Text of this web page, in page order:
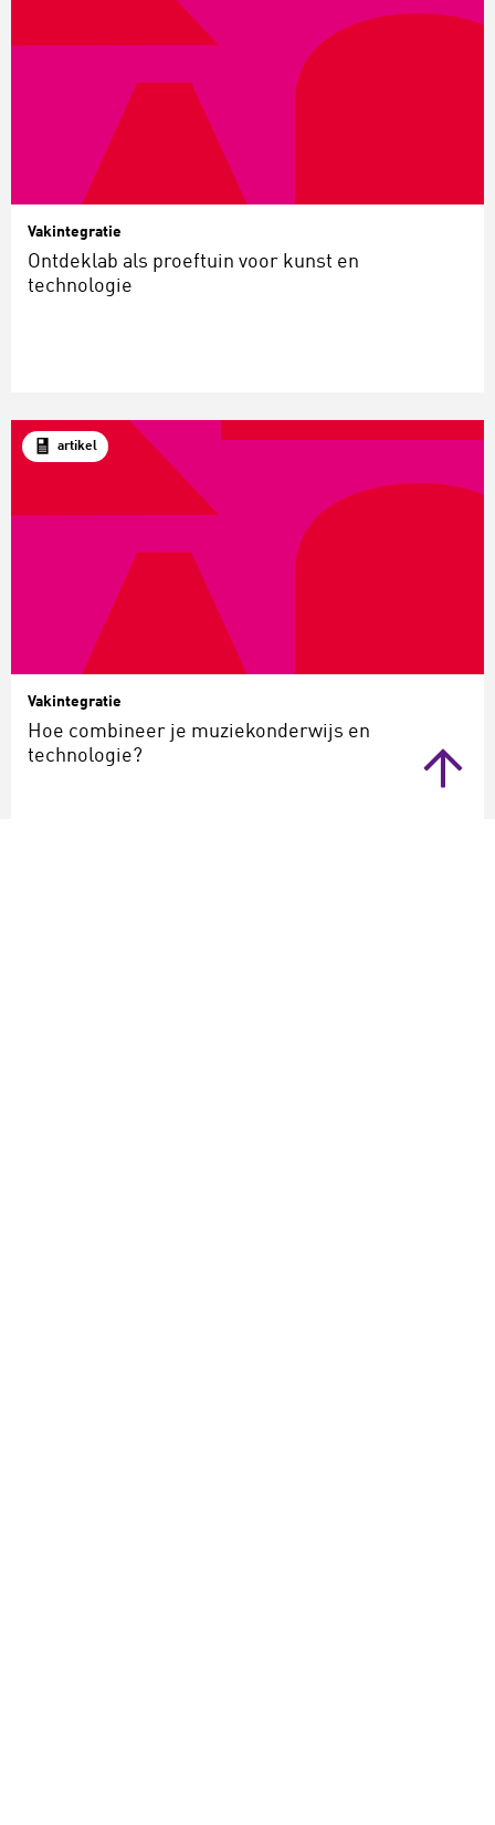
Vakintegratie
Ontdeklab als proeftuin voor kunst en
technologie
artikel
Vakintegratie
Hoe combineer je muziekonderwijs en
technologie?